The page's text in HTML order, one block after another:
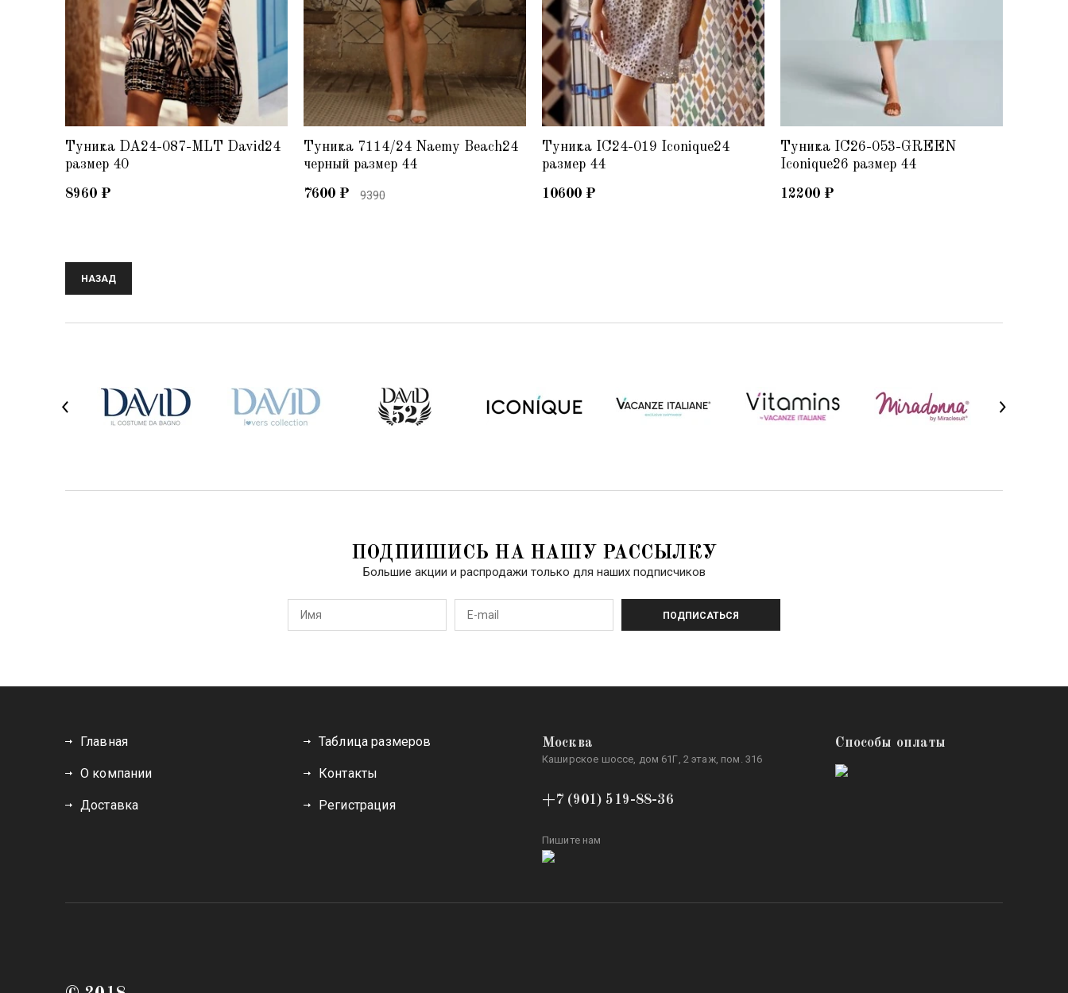
Туника DA24-087-MLT David24
размер 40
8960 ₽
Туника 7114/24 Naemy Beach24
черный размер 44
7600 ₽ 9390
Туника IC24-019 Iconique24
размер 44
10600 ₽
Туника IC26-053-GREEN
Iconique26 размер 44
12200 ₽
НАЗАД
ПОДПИШИСЬ НА НАШУ РАССЫЛКУ
Большие акции и распродажи только для наших подписчиков
ПОДПИСАТЬСЯ
Главная
О компании
Доставка
Таблица размеров
Контакты
Регистрация
Москва
Каширское шоссе, дом 61Г, 2 этаж, пом. 316
+7 (901) 519-88-36
Пишите нам
Способы оплаты